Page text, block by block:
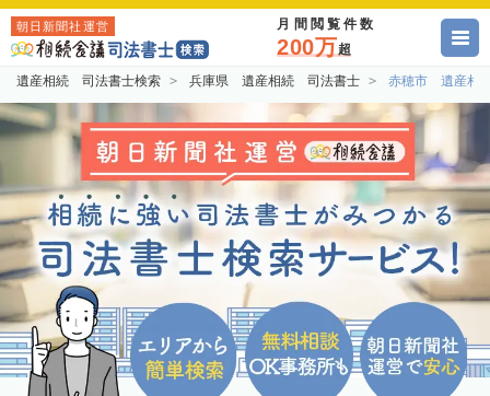
朝日新聞社運営 月間閲覧件数
200万超
遺産相続 司法書士検索 兵庫県 遺産相続 司法書士 赤穂市 遺産相